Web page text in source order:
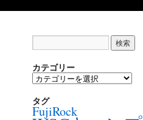
カテゴリー
カ
ゴ
リ
タグ
FujiRock